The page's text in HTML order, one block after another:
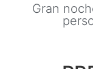
Gran